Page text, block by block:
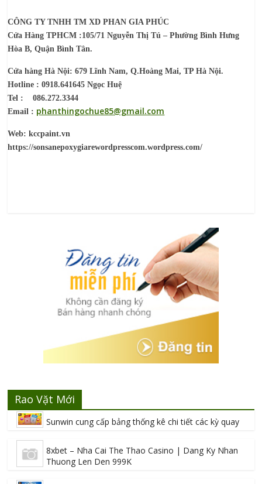
CÔNG TY TNHH TM XD PHAN GIA PHÚC
Cửa Hàng TPHCM :105/71 Nguyễn Thị Tú – Phường Bình Hưng
Hòa B, Quận Bình Tân.
Cửa hàng Hà Nội: 679 Lĩnh Nam, Q.Hoàng Mai, TP Hà Nội.
Hotline : 0918.641645 Ngọc Huệ
Tel : 086.272.3344
Email : phanthingochue85@gmail.com
Web: kccpaint.vn
https://sonsanepoxygiarewordpresscom.wordpress.com/
Rao Vặt Mới
Sunwin cung cấp bảng thống kê chi tiết các kỳ quay
8xbet – Nha Cai The Thao Casino | Dang Ky Nhan
Thuong Len Den 999K